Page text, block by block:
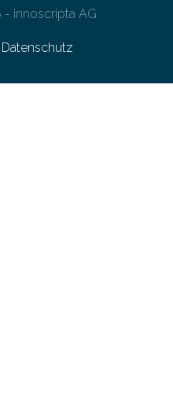
innoscripta AG
Datenschutz